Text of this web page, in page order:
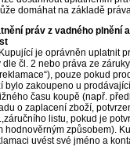
domáhat na základě
práv z vadného plnění
je oprávněn uplatnit
dle čl. 2 nebo práva ze
pouze pokud
bylo zakoupeno u
času koupě (např.
o zaplacení zboží,
listu, pokud je
hodnověrným způsobem).
uvést své jméno a